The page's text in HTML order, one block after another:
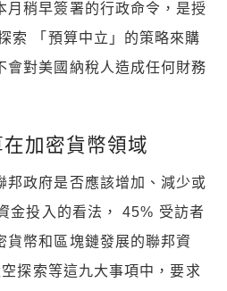
月稍早簽署的行政命令，是授
索 「預算中立」的策略來購
會對美國納稅人造成任何財務
加密貨幣領域
邦政府是否應該增加、減少或
金投入的看法， 45% 受訪者
貨幣和區塊鏈發展的聯邦資
探索等這九大事項中，要求